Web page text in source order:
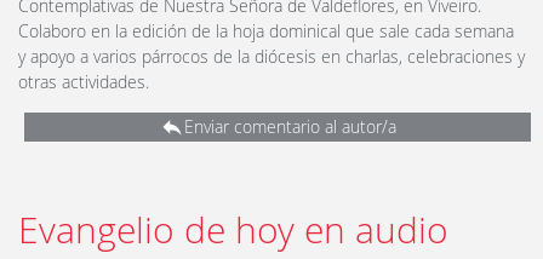
Contemplativas de Nuestra Señora de Valdeflores, en Viveiro.
Colaboro en la edición de la hoja dominical que sale cada semana
y apoyo a varios párrocos de la diócesis en charlas, celebraciones y
otras actividades.
Enviar comentario al autor/a
Evangelio de hoy en audio